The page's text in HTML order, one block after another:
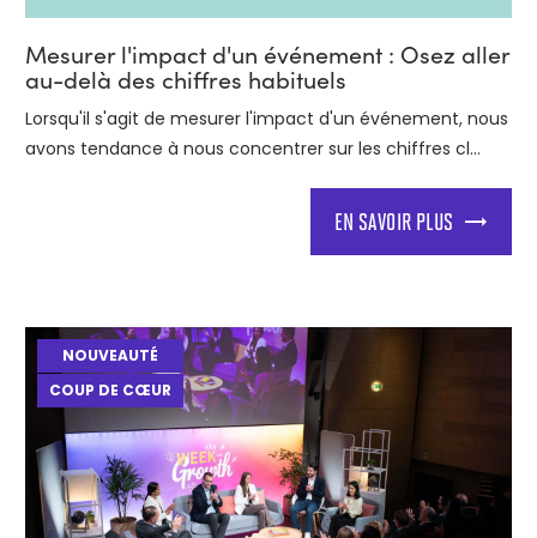
Mesurer l'impact d'un événement : Osez aller
au-delà des chiffres habituels
Lorsqu'il s'agit de mesurer l'impact d'un événement, nous
avons tendance à nous concentrer sur les chiffres cl...
EN SAVOIR PLUS
NOUVEAUTÉ
COUP DE CŒUR